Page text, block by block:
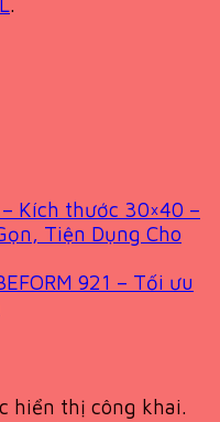
.
Kích thước 30×40 –
Tiện Dụng Cho
921 – Tối ưu
hiển thị công khai.